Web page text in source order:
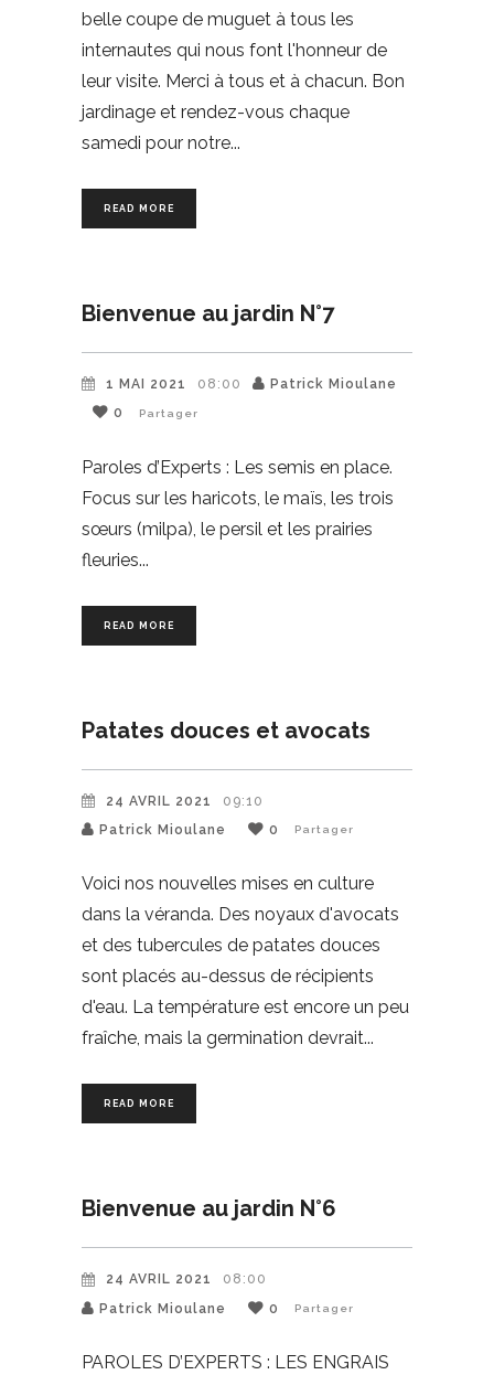
belle coupe de muguet à tous les
internautes qui nous font l'honneur de
leur visite. Merci à tous et à chacun. Bon
jardinage et rendez-vous chaque
samedi pour notre
READ MORE
Bienvenue au jardin N°7
1 MAI 2021 08:00
Patrick Mioulane
0
Partager
Paroles d’Experts : Les semis en place.
Focus sur les haricots, le maïs, les trois
sœurs (milpa), le persil et les prairies
fleuries
READ MORE
Patates douces et avocats
24 AVRIL 2021
09:10
Patrick Mioulane
0 Partager
Voici nos nouvelles mises en culture
dans la véranda. Des noyaux d'avocats
et des tubercules de patates douces
sont placés au-dessus de récipients
d'eau. La température est encore un peu
fraîche, mais la germination devrait
READ MORE
Bienvenue au jardin N°6
24 AVRIL 2021
08:00
Patrick Mioulane
0 Partager
PAROLES D’EXPERTS : LES ENGRAIS